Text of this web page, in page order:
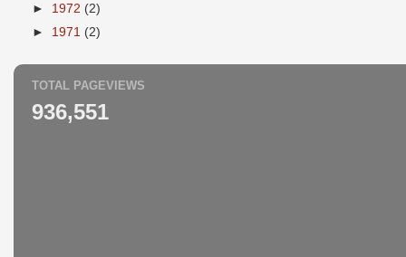
► 1972 (2)
► 1971 (2)
TOTAL PAGEVIEWS
936,551